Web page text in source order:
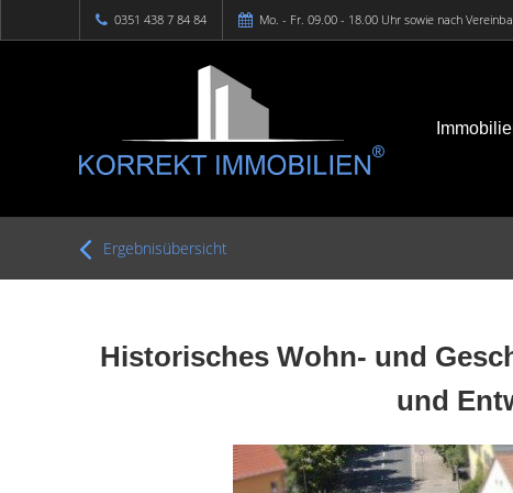
0351 438 7 84 84 Mo. - Fr. 09.00 - 18.00 Uhr sowie nach
Ergebnisübersicht
Historisches Wohn- und
und